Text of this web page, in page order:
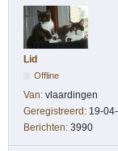
Lid
Offline
Van: vlaardingen
Geregistreerd: 19-
Berichten: 3990